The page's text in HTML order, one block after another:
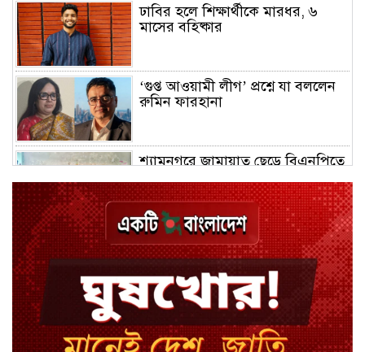
ঢাবির হলে শিক্ষার্থীকে মারধর, ৬
মাসের বহিষ্কার
‘গুপ্ত আওয়ামী লীগ’ প্রশ্নে যা বললেন
রুমিন ফারহানা
শ্যামনগরে জামায়াত ছেড়ে বিএনপিতে
ঢাকায় হালকা বৃষ্টির সম্ভাবনা, বাড়তে
পারে তাপমাত্রা
মন্ত্রী-এমপিদের উপস্থিতিতে ইউএনওর
আইফোন চুরি